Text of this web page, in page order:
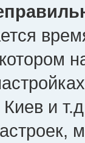
и